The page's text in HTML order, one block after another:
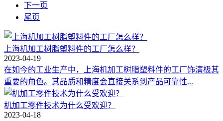
下一页
尾页
上海机加工树脂塑料件的工厂怎么样？
2023-04-19
在如今的工业生产中，上海机加工树脂塑料件的工厂饰演极其
重要的角色。其品质和精度会直接关系到产品可靠性...
机加工零件技术为什么受欢迎？
2023-04-18